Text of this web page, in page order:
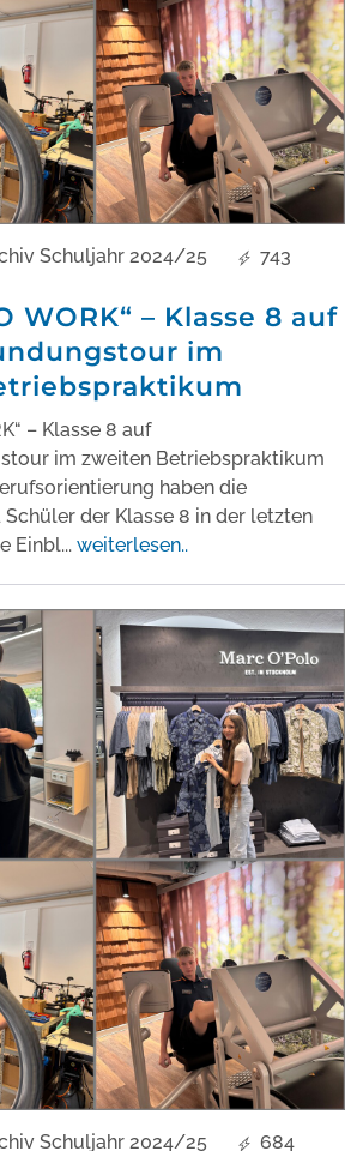
Schuljahr 2024/25
743
WORK“ – Klasse 8 auf
im
– Klasse 8 auf
im zweiten Betriebspraktikum
haben die
der Klasse 8 in der letzten
Einbl... weiterlesen..
Schuljahr 2024/25
684